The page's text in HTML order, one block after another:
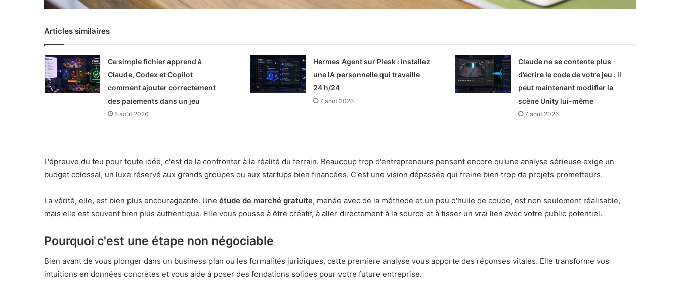
Articles similaires
Ce simple fichier apprend à
Claude, Codex et Copilot
comment ajouter correctement
des paiements dans un jeu
8 août 2026
Hermes Agent sur Plesk : installez
une IA personnelle qui travaille
24 h/24
7 août 2026
Claude ne se contente plus
d’écrire le code de votre jeu : il
peut maintenant modifier la
scène Unity lui-même
7 août 2026
L'épreuve du feu pour toute idée, c'est de la confronter à la réalité du terrain. Beaucoup trop d'entrepreneurs pensent encore qu'une analyse sérieuse exige un
budget colossal, un luxe réservé aux grands groupes ou aux startups bien financées. C'est une vision dépassée qui freine bien trop de projets prometteurs.
La vérité, elle, est bien plus encourageante. Une étude de marché gratuite, menée avec de la méthode et un peu d'huile de coude, est non seulement réalisable,
mais elle est souvent bien plus authentique. Elle vous pousse à être créatif, à aller directement à la source et à tisser un vrai lien avec votre public potentiel.
Pourquoi c'est une étape non négociable
Bien avant de vous plonger dans un business plan ou les formalités juridiques, cette première analyse vous apporte des réponses vitales. Elle transforme vos
intuitions en données concrètes et vous aide à poser des fondations solides pour votre future entreprise.